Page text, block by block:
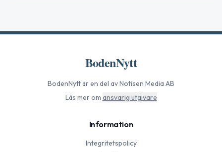
BodenNytt
BodenNyttär en del av Notisen Media AB
Läs mer om ansvarig utgivare
Information
Integritetspolicy